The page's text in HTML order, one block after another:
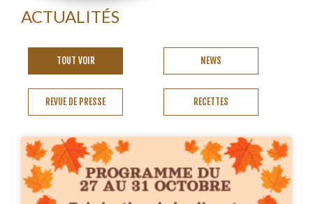
ACTUALITÉS
TOUT VOIR NEWS
REVUE DE PRESSE RECETTES